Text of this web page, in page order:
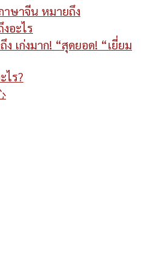
าษาจีน หมายถึง
อะไร
เก่งมาก! “สุดยอด! “เยี่ยม
ไร?